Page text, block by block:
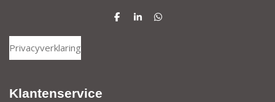
D
S
D
Privacyverklaring
Klantenservice